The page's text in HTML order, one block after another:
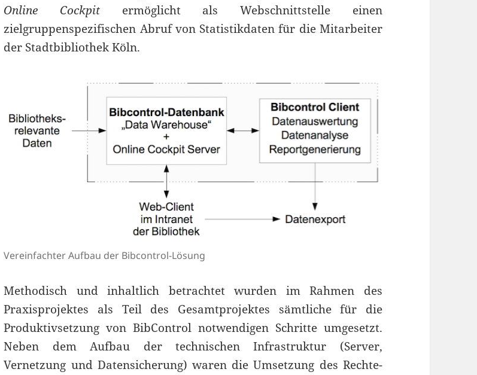
Online Cockpit ermöglicht als Webschnittstelle einen
zielgruppenspezifischen Abruf von Statistikdaten für die Mitarbeiter
der Stadtbibliothek Köln.
Vereinfachter Aufbau der Bibcontrol-Lösung
Methodisch und inhaltlich betrachtet wurden im Rahmen des
Praxisprojektes als Teil des Gesamtprojektes sämtliche für die
Produktivsetzung von BibControl notwendigen Schritte umgesetzt.
Neben dem Aufbau der technischen Infrastruktur (Server,
Vernetzung und Datensicherung) waren die Umsetzung des Rechte-